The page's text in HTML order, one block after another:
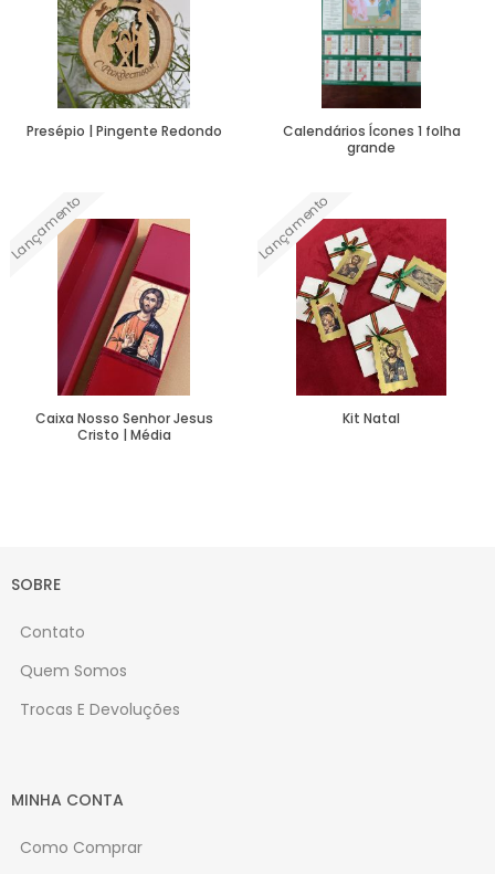
Presépio | Pingente Redondo
Calendários Ícones 1 folha
grande
Lançamento
Caixa Nosso Senhor Jesus
Cristo | Média
Lançamento
Kit Natal
SOBRE
Contato
Quem Somos
Trocas E Devoluções
MINHA CONTA
Como Comprar